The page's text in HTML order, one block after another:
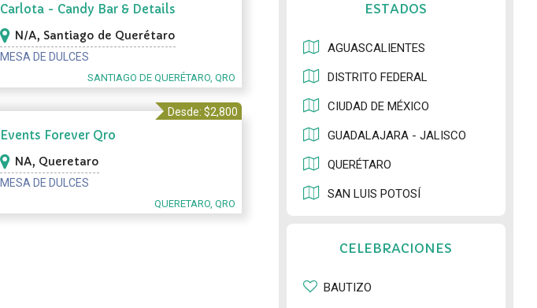
Carlota - Candy Bar & Details
N/A, Santiago de Querétaro
MESA DE DULCES
SANTIAGO DE QUERÉTARO, QRO
Events Forever Qro
Desde: $2,800
NA, Queretaro
MESA DE DULCES
QUERETARO, QRO
ESTADOS
AGUASCALIENTES
DISTRITO FEDERAL
CIUDAD DE MÉXICO
GUADALAJARA - JALISCO
QUERÉTARO
SAN LUIS POTOSÍ
CELEBRACIONES
BAUTIZO